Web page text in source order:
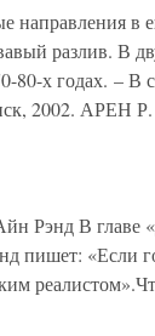
в
разлив. В
х годах. – В
2002. АРЕН
Рэнд В главе
пишет: «Если